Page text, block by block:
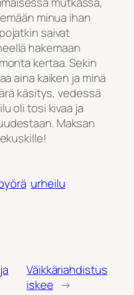
minua ihan
saivat
hakemaan
kertaa. Sekin
aina kaiken ja minä
käsitys, vedessä
oli tosi kivaa ja
Maksan
urheilu
Väikkäriahdistus
iskee →